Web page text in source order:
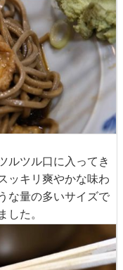
ルツル口に入ってき
ッキリ爽やかな味わ
な量の多いサイズで
た。